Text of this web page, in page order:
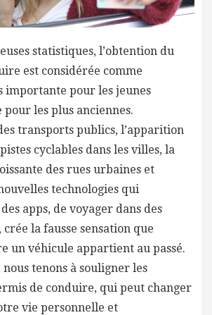
statistiques, l’obtention du
est considérée comme
importante pour les jeunes
pour les plus anciennes.
transports publics, l’apparition
cyclables dans les villes, la
des rues urbaines et
technologies qui
apps, de voyager dans des
la fausse sensation que
un véhicule appartient au passé.
tenons à souligner les
de conduire, qui peut changer
vie personnelle et